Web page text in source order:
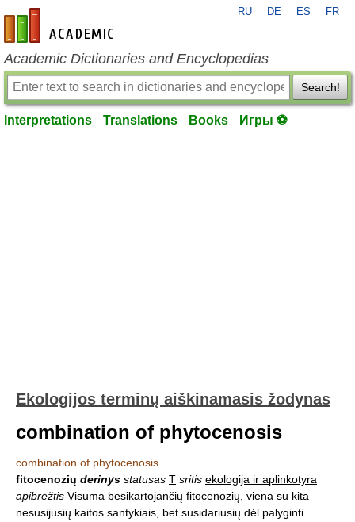
en-academic.com
RU DE ES FR
Academic Dictionaries and Encyclopedias
Search!
Interpretations Translations Books Игры ⚽
Ekologijos terminų aiškinamasis žodynas
combination of phytocenosis
combination of phytocenosis
fitocenozių derinys statusas T sritis ekologija ir aplinkotyra
apibrėžtis Visuma besikartojančių fitocenozių, viena su kita
nesusijusių kaitos santykiais, bet susidariusių dėl palyginti